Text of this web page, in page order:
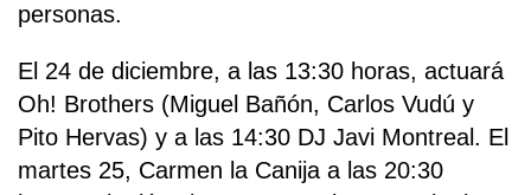
personas.
El 24 de diciembre, a las 13:30 horas, actuará
Oh! Brothers (Miguel Bañón, Carlos Vudú y
Pito Hervas) y a las 14:30 DJ Javi Montreal. El
martes 25, Carmen la Canija a las 20:30